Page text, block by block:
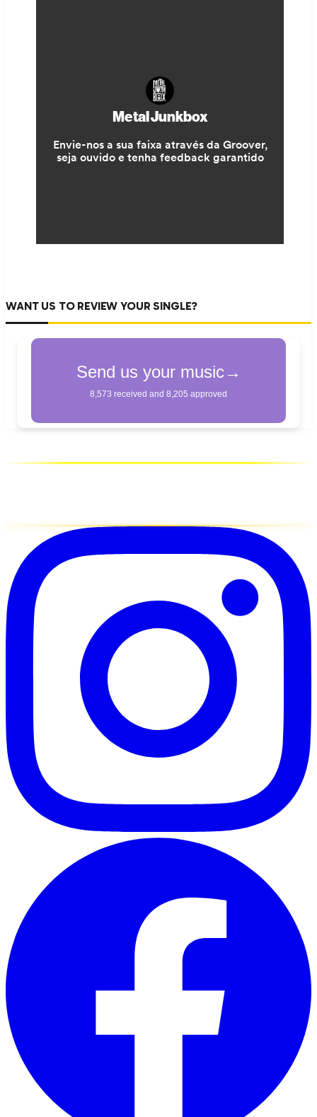
WANT US TO REVIEW YOUR SINGLE?